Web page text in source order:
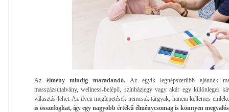
Az élmény mindig maradandó. Az egyik legnépszerűbb ajándék
masszázsutalvány, wellness-belépő, színházjegy vagy akár egy különleges
választás lehet. Az ilyen meglepetések nemcsak tárgyak, hanem kellemes
is összefoghat, így egy nagyobb értékű élménycsomag is könnyen